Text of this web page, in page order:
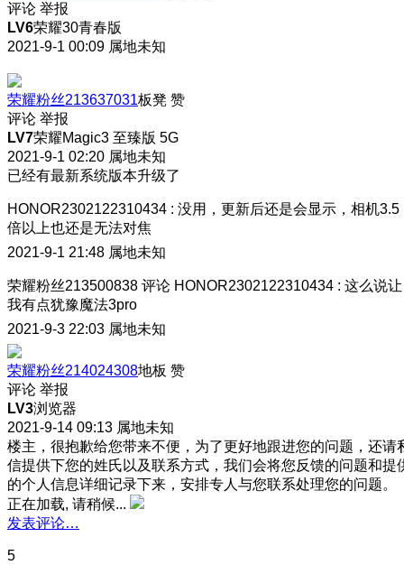
评论 举报
LV6荣耀30青春版
2021-9-1 00:09 属地未知
荣耀粉丝213637031板凳 赞
评论 举报
LV7荣耀Magic3 至臻版 5G
2021-9-1 02:20 属地未知
已经有最新系统版本升级了
HONOR2302122310434 : 没用，更新后还是会显示，相机3.5
倍以上也还是无法对焦
2021-9-1 21:48 属地未知
荣耀粉丝213500838 评论 HONOR2302122310434 : 这么说让
我有点犹豫魔法3pro
2021-9-3 22:03 属地未知
荣耀粉丝214024308地板 赞
评论 举报
LV3浏览器
2021-9-14 09:13 属地未知
楼主，很抱歉给您带来不便，为了更好地跟进您的问题，还请
信提供下您的姓氏以及联系方式，我们会将您反馈的问题和提
的个人信息详细记录下来，安排专人与您联系处理您的问题。
正在加载, 请稍候...
发表评论…
5